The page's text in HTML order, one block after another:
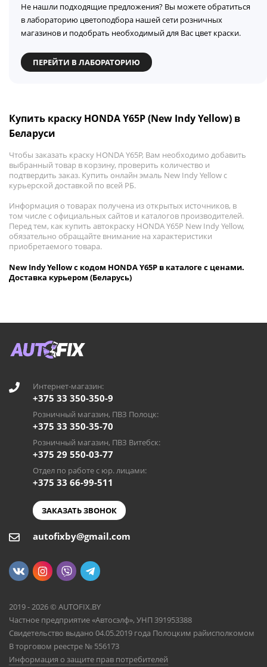
Не нашли подходящие предложения? Вы можете обратиться
в лабораторию цветоподбора нашей сети розничных
магазинов и подобрать необходимый для Вас цвет краски.
ПЕРЕЙТИ В ЛАБОРАТОРИЮ
Купить краску HONDA Y65P (New Indy Yellow) в
Беларуси
Чтобы заказать краску HONDA Y65P, Вам необходимо добавить
выбранный товар в корзину, проверить количество и
подтвердить заказ. Купить онлайн эмаль New Indy Yellow с
курьерской доставкой по всей РБ.
Информация о товарах получена из открытых источников, в
том числе с официальных сайтов и каталогов производителей.
Перед тем, как купить автокраску HONDA Y65P New Indy Yellow,
обязательно обращайте внимание на характеристики
приобретаемого товара.
New Indy Yellow с кодом HONDA Y65P в каталоге с ценами.
Доставка курьером (Беларусь)
Интернет-магазин:
+375 33 350-350-9
Розничный магазин, ПВЗ Полоцк:
+375 33 350-35-70
Розничный магазин, ПВЗ Витебск:
+375 29 550-03-77
Отдел по работе с юр. лицами:
+375 33 66-99-511
ЗАКАЗАТЬ ЗВОНОК
autofixby@gmail.com
2019 - 2026 © AUTOFIX.BY
Частное предприятие «Автосэлф», УНП 391953388
Свидетельство выдано 04.05.2019 года Полоцким райисполкомом
В торговом реестре № 556173
Информация о защите прав потребителей